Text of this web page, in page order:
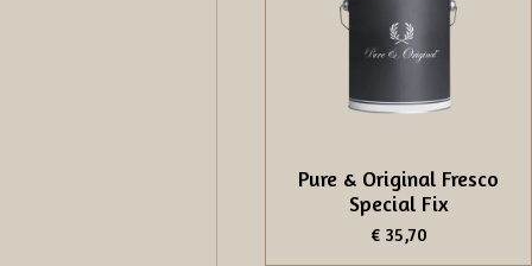
Pure & Original Fresco
Special Fix
€ 35,70